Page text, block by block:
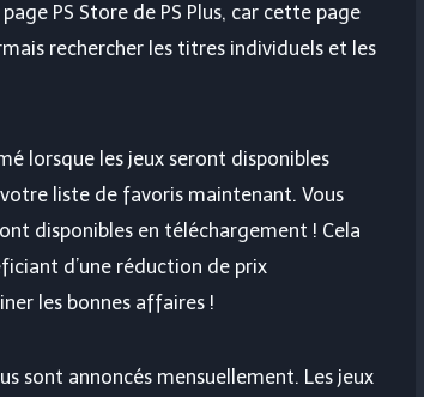
PS Store de PS Plus, car cette page
rechercher les titres individuels et les
lorsque les jeux seront disponibles
liste de favoris maintenant. Vous
disponibles en téléchargement ! Cela
d’une réduction de prix
les bonnes affaires !
sont annoncés mensuellement. Les jeux